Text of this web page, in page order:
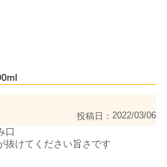
投稿日 2022/03/06
口
抜けてください旨さです